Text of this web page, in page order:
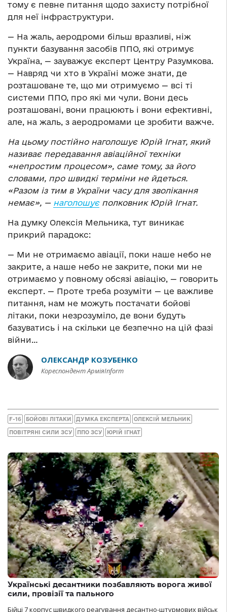
тому є певне питання щодо захисту потрібної
для неї інфраструктури.
— На жаль, аеродроми більш вразливі, ніж
пункти базування засобів ППО, які отримує
Україна, — зауважує експерт Центру Разумкова.
— Навряд чи хто в Україні може знати, де
розташоване те, що ми отримуємо — всі ті
системи ППО, про які ми чули. Вони десь
розташовані, вони працюють і вони ефективні,
але, на жаль, з аеродромами це зробити важче.
На цьому постійно наголошує Юрій Ігнат, який
називає передавання авіаційної техніки
«непростим процесом», саме тому, за його
словами, про швидкі терміни не йдеться.
«Разом із тим в України часу для зволікання
немає», — наголошуєполковник Юрій Ігнат.
На думку Олексія Мельника, тут виникає
прикрий парадокс:
— Ми не отримаємо авіації, поки наше небо не
закрите, а наше небо не закрите, поки ми не
отримаємо у повному обсязі авіацію, — говорить
експерт. — Проте треба розуміти — це важливе
питання, нам не можуть постачати бойові
літаки, поки незрозуміло, де вони будуть
базуватись і на скільки це безпечно на цій фазі
війни…
ОЛЕКСАНДР КОЗУБЕНКО
Кореспондент АрміяInform
F-16 БОЙОВІ ЛІТАКИ ДУМКА ЕКСПЕРТА ОЛЕКСІЙ МЕЛЬНИК
ПОВІТРЯНІ СИЛИ ЗСУ ППО ЗСУ ЮРІЙ ІГНАТ
Українські десантники позбавляють ворога живої
сили, провізії та пального
Бійці 7 корпус швидкого реагування десантно-штурмових військ